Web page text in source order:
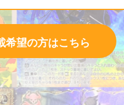
希望の方はこちら